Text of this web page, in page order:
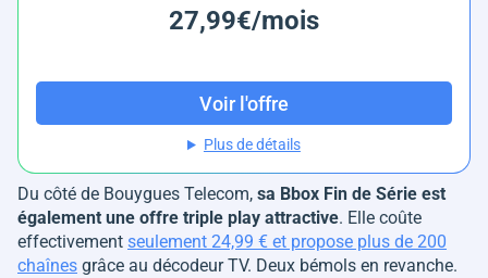
27,99€/mois
Voir l'offre
Plus de détails
Du côté de Bouygues Telecom, sa Bbox Fin de Série est
également une offre triple play attractive. Elle coûte
effectivement seulement 24,99 € et propose plus de 200
chaînes grâce au décodeur TV. Deux bémols en revanche.